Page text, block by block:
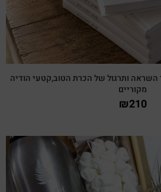
השראה ותרגול של הכרת הטוב,קטעי הודיה
מקוריים
₪210